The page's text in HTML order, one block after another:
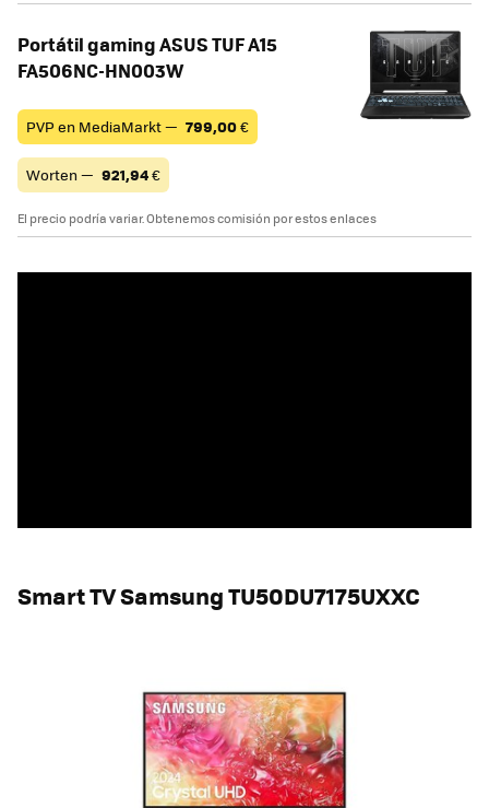
Portátil gaming ASUS TUF A15
FA506NC-HN003W
PVP en MediaMarkt — 799,00€
Worten — 921,94€
El precio podría variar. Obtenemos comisión por estos enlaces
Smart TV Samsung TU50DU7175UXXC